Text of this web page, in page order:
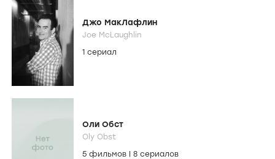
Джо МакЛафлин
Joe McLaughlin
1 сериал
Оли Обст
Oly Obst
5 фильмов
8 сериалов